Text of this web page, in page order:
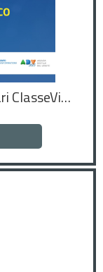
Il Registro Elettronico: Spaggiari ClasseViva